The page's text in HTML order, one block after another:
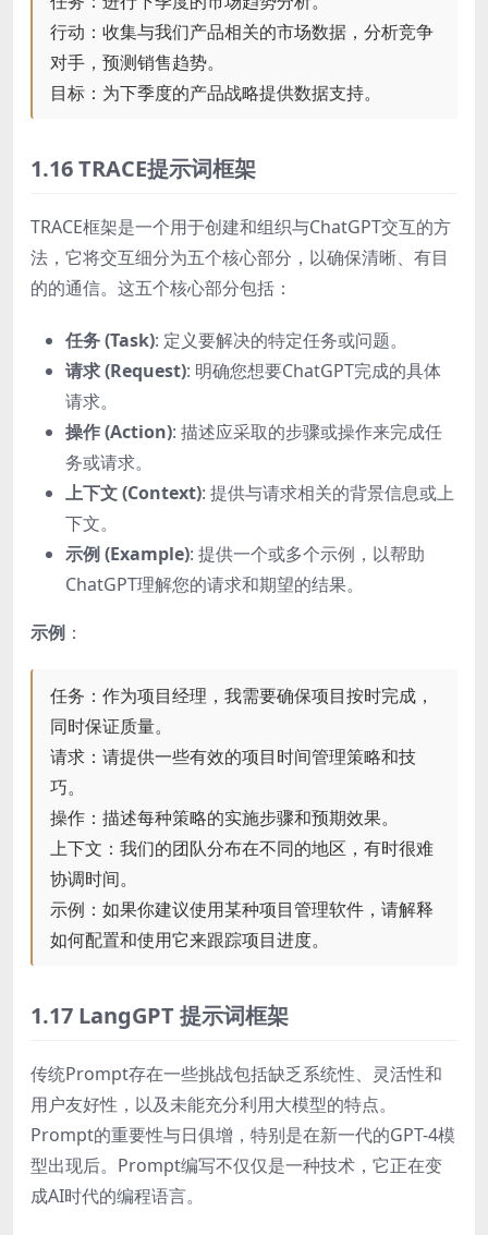
行动：收集与我们产品相关的市场数据，分析竞争
对手，预测销售趋势。
目标：为下季度的产品战略提供数据支持。
1.16 TRACE提示词框架
TRACE框架是一个用于创建和组织与ChatGPT交互的方
法，它将交互细分为五个核心部分，以确保清晰、有目
的的通信。这五个核心部分包括：
任务 (Task): 定义要解决的特定任务或问题。
请求 (Request): 明确您想要ChatGPT完成的具体
请求。
操作 (Action): 描述应采取的步骤或操作来完成任
务或请求。
上下文 (Context): 提供与请求相关的背景信息或上
下文。
示例 (Example): 提供一个或多个示例，以帮助
ChatGPT理解您的请求和期望的结果。
示例 ：
任务：作为项目经理，我需要确保项目按时完成，
同时保证质量。
请求：请提供一些有效的项目时间管理策略和技
巧。
操作：描述每种策略的实施步骤和预期效果。
上下文：我们的团队分布在不同的地区，有时很难
协调时间。
示例：如果你建议使用某种项目管理软件，请解释
如何配置和使用它来跟踪项目进度。
1.17 LangGPT 提示词框架
传统Prompt存在一些挑战包括缺乏系统性、灵活性和
用户友好性，以及未能充分利用大模型的特点。
Prompt的重要性与日俱增，特别是在新一代的GPT-4模
型出现后。Prompt编写不仅仅是一种技术，它正在变
成AI时代的编程语言。